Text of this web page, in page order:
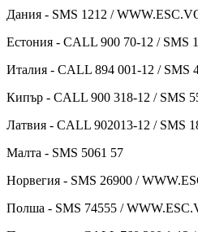
Дания - SMS 1212 /
Естония - CALL 900 70-12 / SMS
Италия - CALL 894 001-12 / SMS
Кипър - CALL 900 318-12 / SMS
Латвия - CALL 902013-12 / SMS
Малта - SMS 5061 57
Норвегия - SMS 26900 /
Полша - SMS 74555 /